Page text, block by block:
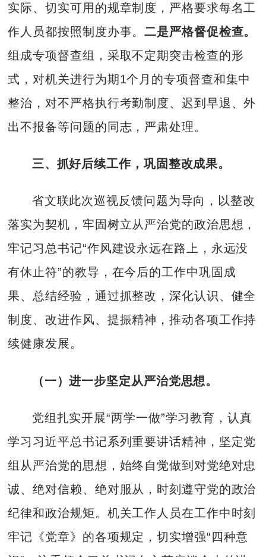
实际、切实可用的规章制度，严格要求每名工
作人员都按照制度办事。二是严格督促检查。
组成专项督查组，采取不定期突击检查的形
式，对机关进行为期1个月的专项督查和集中
整治，对不严格执行考勤制度、迟到早退、外
出不报备等问题的同志，严肃处理。
三、抓好后续工作，巩固整改成果。
省文联此次巡视反馈问题为导向，以整改
落实为契机，牢固树立从严治党的政治思想，
牢记习总书记“作风建设永远在路上，永远没
有休止符”的教导，在今后的工作中巩固成
果、总结经验，通过抓整改，深化认识、健全
制度、改进作风、提振精神，推动各项工作持
续健康发展。
（一）进一步坚定从严治党思想。
党组扎实开展“两学一做”学习教育，认真
学习习近平总书记系列重要讲话精神，坚定党
组从严治党的思想，始终自觉做到对党绝对忠
诚、绝对信赖、绝对服从，时刻遵守党的政治
纪律和政治规矩。机关工作人员在工作中时刻
牢记《党章》的各项规定，切实增强“四种意